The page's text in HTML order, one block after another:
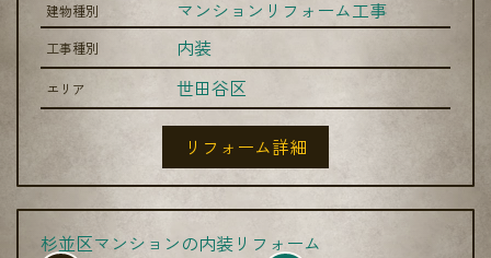
建物種別 マンションリフォーム工事
工事種別 内装
エリア 世田谷区
リフォーム詳細
杉並区マンションの内装リフォーム